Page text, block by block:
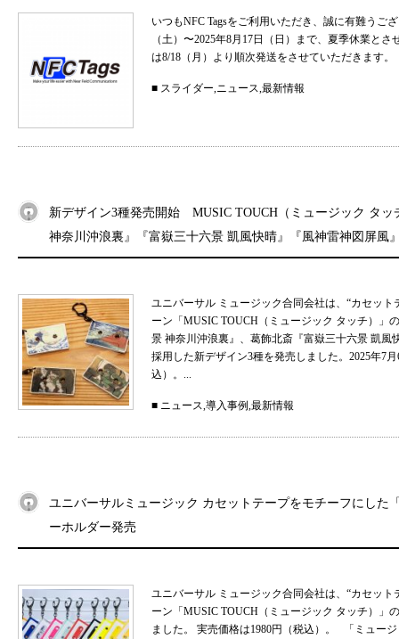
いつもNFC Tagsをご利用いただき、誠に有難う
（土）〜2025年8月17日（日）まで、夏季休業と
は8/18（月）より順次発送をさせていただきま
■ スライダー,ニュース,最新情報
新デザイン3種発売開始 MUSIC TOUCH（ミュージック タッ
神奈川沖浪裏』『富嶽三十六景 凱風快晴』『風神雷神図屏風
ユニバーサル ミュージック合同会社は、“カセッ
ーン「MUSIC TOUCH（ミュージック タッチ）」
景 神奈川沖浪裏』、葛飾北斎『富嶽三十六景 凱
採用した新デザイン3種を発売しました。2025年7
込）。...
■ ニュース,導入事例,最新情報
ユニバーサルミュージック カセットテープをモチーフにした
ーホルダー発売
ユニバーサル ミュージック合同会社は、“カセッ
ーン「MUSIC TOUCH（ミュージック タッチ）」
ました。 実売価格は1980円（税込）。 「ミュー